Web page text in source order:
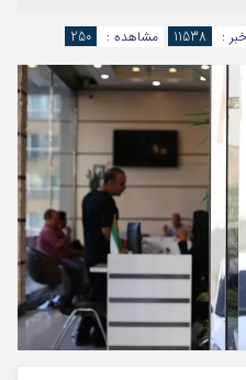
:
11538 مشاهده : 250